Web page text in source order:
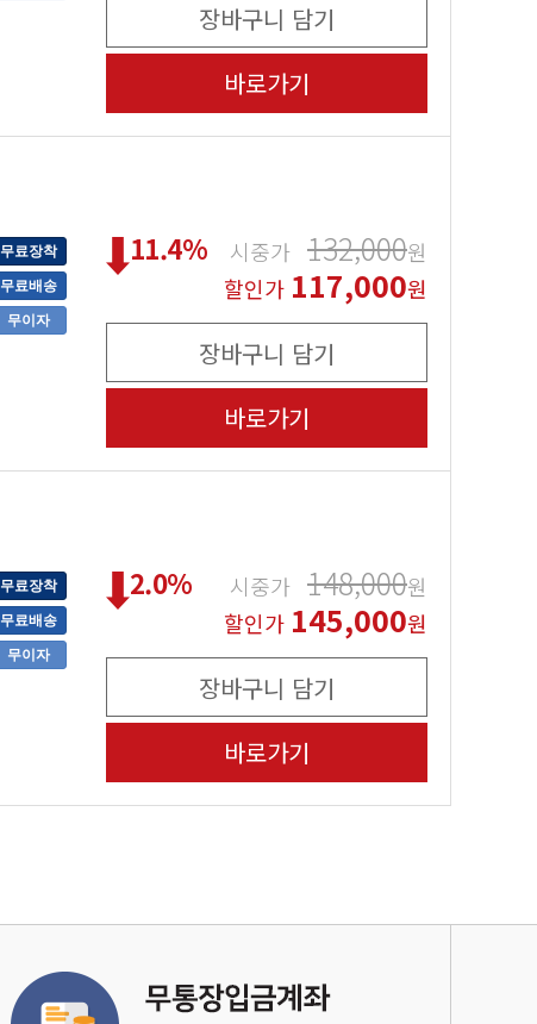
장바구니 담기
바로가기
무료장착
무료배송
무이자
11.4% 시중가 132,000원
할인가 117,000원
장바구니 담기
바로가기
무료장착
무료배송
무이자
2.0% 시중가 148,000원
할인가 145,000원
장바구니 담기
바로가기